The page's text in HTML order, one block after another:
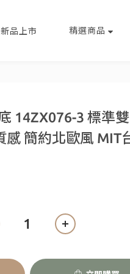
新品上市 精選商品
14ZX076-3 標準
感 簡約北歐風 MIT